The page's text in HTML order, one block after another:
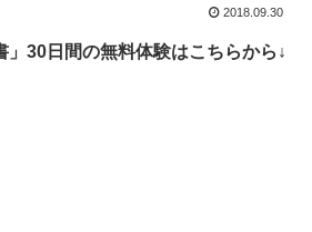
2018.09.30
30日間の無料体験はこちらから↓